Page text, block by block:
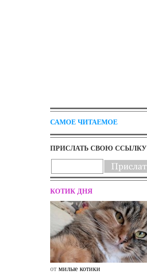
САМОЕ ЧИТАЕМОЕ
ПРИСЛАТЬ СВОЮ ССЫЛКУ
КОТИК ДНЯ
от милые котики